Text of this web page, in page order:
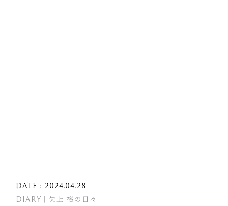
DATE : 2024.04.28
DIARY｜矢上 裕の日々